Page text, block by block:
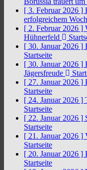
[ 3. Februar 2026 ]
erfolgreichem
[ 2. Februar 2026 ]
Hühnerfeld
[ 30. Januar 2026 ]
Startseite
[ 30. Januar 2026 ]
Jägersfreude
[ 27. Januar 2026 ]
Startseite
[ 24. Januar 2026 ]
Startseite
[ 22. Januar 2026 ]
Startseite
[ 21. Januar 2026 ]
Startseite
[ 20. Januar 2026 ]
Startseite